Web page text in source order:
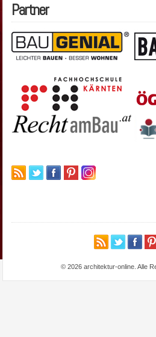
Partner
© 2026 architektur-online. Alle